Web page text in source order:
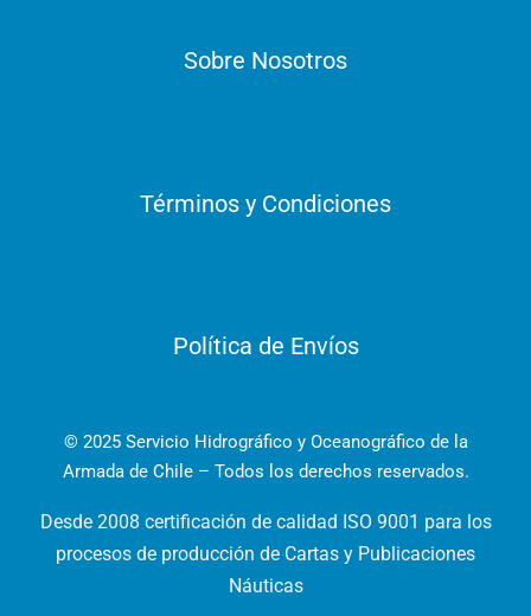
Sobre Nosotros
Términos y Condiciones
Política de Envíos
© 2025 Servicio Hidrográfico y Oceanográfico de la
Armada de Chile – Todos los derechos reservados.
Desde 2008 certificación de calidad ISO 9001 para los
procesos de producción de Cartas y Publicaciones
Náuticas